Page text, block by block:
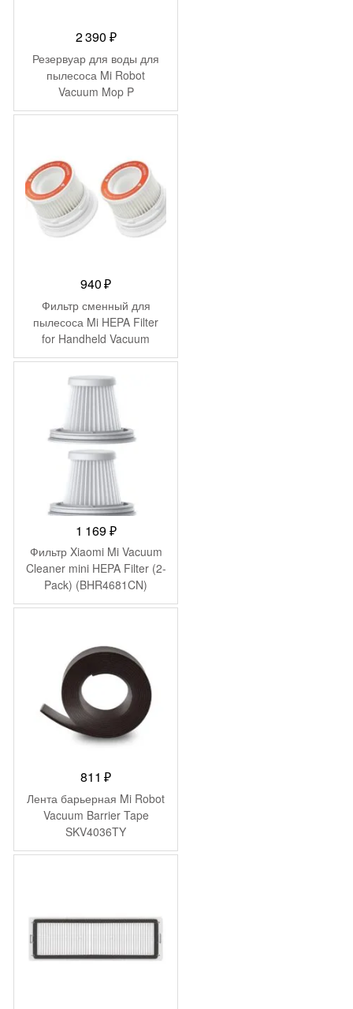
2 390 ₽
Резервуар для воды для
пылесоса Mi Robot
Vacuum Mop P
STYTJ02YM-SX
940₽
Фильтр сменный для
пылесоса Mi HEPA Filter
for Handheld Vacuum
Cleaner 1C (2pcs)
1 169₽
Фильтр Xiaomi Mi Vacuum
Cleaner mini HEPA Filter (2-
Pack) (BHR4681CN)
811₽
Лента барьерная Mi Robot
Vacuum Barrier Tape
SKV4036TY